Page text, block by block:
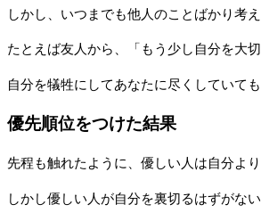
しかし、いつまでも他人のことばかり考
たとえば友人から、「もう少し自分を大
自分を犠牲にしてあなたに尽くしていて
優先順位をつけた結果
先程も触れたように、優しい人は自分よ
しかし優しい人が自分を裏切るはずがな